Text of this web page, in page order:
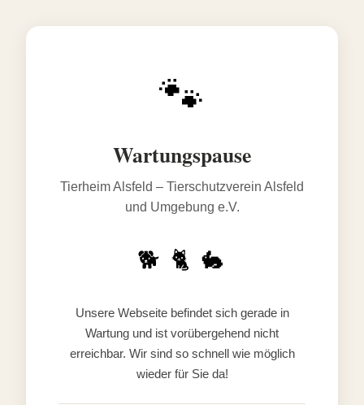
🐾
Wartungspause
Tierheim Alsfeld – Tierschutzverein Alsfeld
und Umgebung e.V.
🐕 🐈 🐇
Unsere Webseite befindet sich gerade in
Wartung und ist vorübergehend nicht
erreichbar. Wir sind so schnell wie möglich
wieder für Sie da!